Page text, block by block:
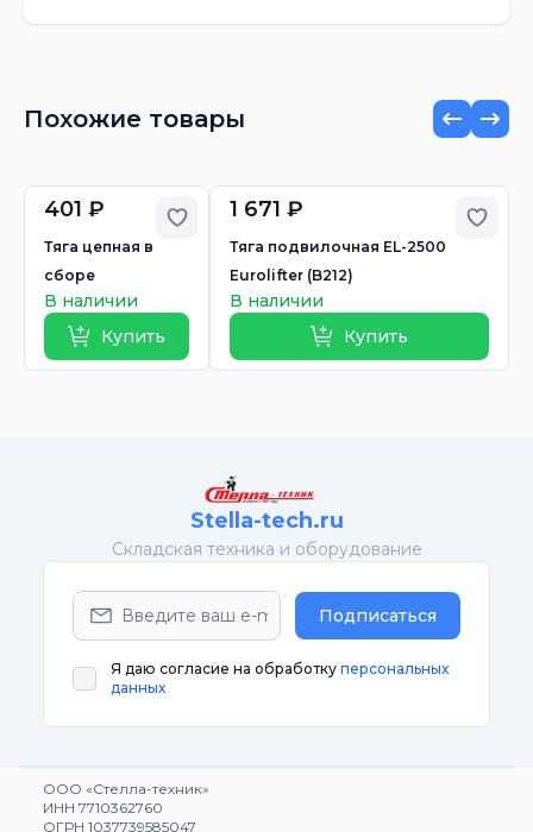
Похожие товары
Добавить в избранное
401 ₽
Тяга цепная в
сборе
В наличии
Купить
1 671 ₽
Тяга подвилочная EL-2500
Eurolifter (B212)
В наличии
Купить
Stella-tech.ru
Cкладская техника и оборудование
Подписаться
Я даю согласие на обработку персональных
данных
ООО «Стелла-техник»
ИНН 7710362760
ОГРН 1037739585047